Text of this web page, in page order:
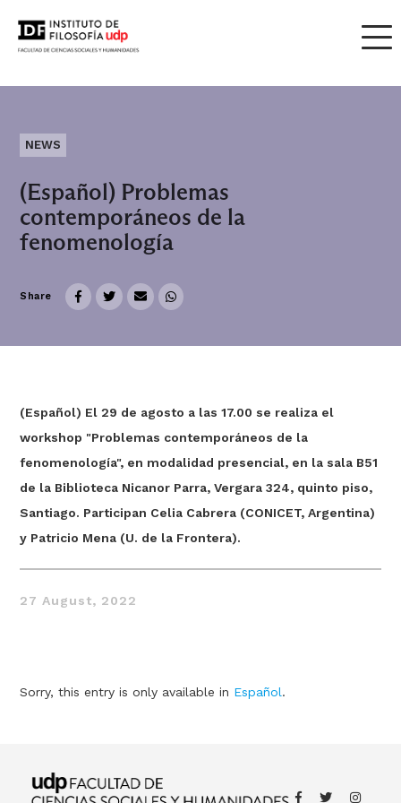
NEWS
(Español) Problemas
contemporáneos de la
fenomenología
Share
(Español) El 29 de agosto a las 17.00 se realiza el
workshop "Problemas contemporáneos de la
fenomenología", en modalidad presencial, en la sala B51
de la Biblioteca Nicanor Parra, Vergara 324, quinto piso,
Santiago. Participan Celia Cabrera (CONICET, Argentina)
y Patricio Mena (U. de la Frontera).
27 August, 2022
Sorry, this entry is only available in Español.